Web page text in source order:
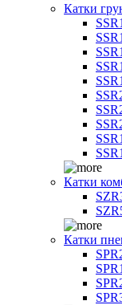
Катки
Катки
Катки